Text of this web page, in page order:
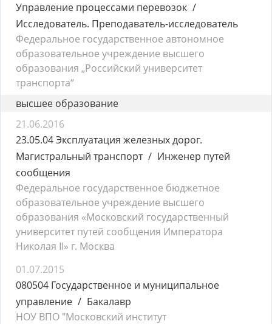
Управление процессами перевозок
Исследователь. Преподаватель-исследователь
Федеральное государственное автономное
образовательное учреждение высшего
образования „Российский университет
транспорта“
высшее образование
21.06.2016
23.05.04 Эксплуатация железных дорог.
Магистральный транспорт
Инженер путей
сообщения
Федеральное государственное бюджетное
образовательное учреждение высшего
образования «Московский государственный
университет путей сообщения Императора
Николая II» г. Москва
01.07.2015
080504 Государственное и муниципальное
управление
Бакалавр
НОУ ВПО "Московский институт